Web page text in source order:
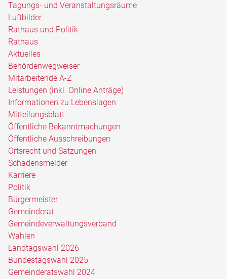
Tagungs- und Veranstaltungsräume
Luftbilder
Rathaus und Politik
Rathaus
Aktuelles
Behördenwegweiser
Mitarbeitende A-Z
Leistungen (inkl. Online Anträge)
Informationen zu Lebenslagen
Mitteilungsblatt
Öffentliche Bekanntmachungen
Öffentliche Ausschreibungen
Ortsrecht und Satzungen
Schadensmelder
Karriere
Politik
Bürgermeister
Gemeinderat
Gemeindeverwaltungsverband
Wahlen
Landtagswahl 2026
Bundestagswahl 2025
Gemeinderatswahl 2024